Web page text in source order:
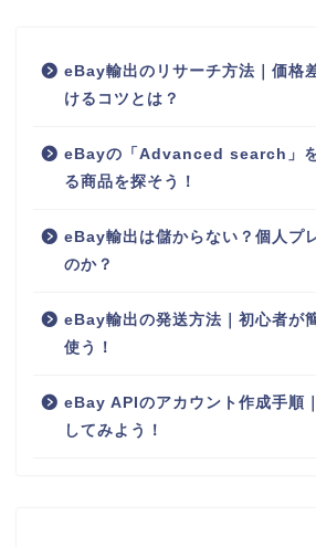
eBay輸出のリサーチ方法｜価格
けるコツとは？
eBayの「Advanced search」
る商品を探そう！
eBay輸出は儲からない？個人プ
のか？
eBay輸出の発送方法｜初心者が
使う！
eBay APIのアカウント作成手順
してみよう！